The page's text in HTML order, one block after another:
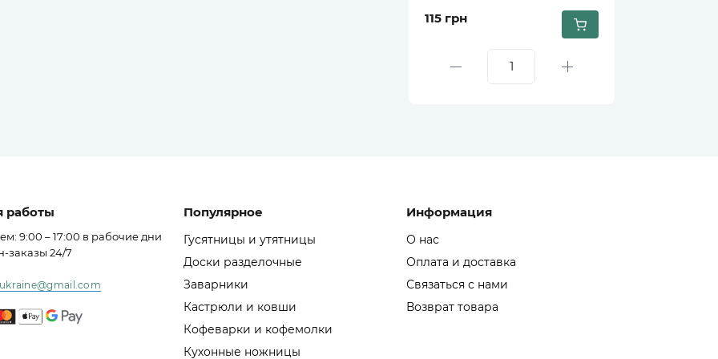
115 грн
работы
9:00 – 17:00 в рабочие дни
заказы 24/7
Популярное
Гусятницы и утятницы
Доски разделочные
Заварники
Кастрюли и ковши
Кофеварки и кофемолки
Кухонные ножницы
Информация
О нас
Оплата и доставка
Связаться с нами
Возврат товара